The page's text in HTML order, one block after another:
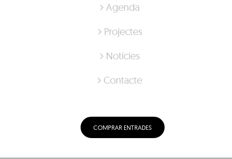
Agenda
Projectes
Notícies
Contacte
COMPRAR ENTRADES